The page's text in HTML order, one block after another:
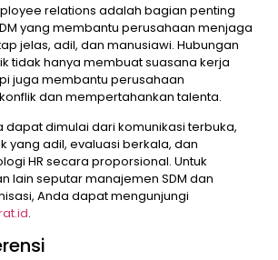
relations adalah bagian penting
yang membantu perusahaan menjaga
jelas, adil, dan manusiawi. Hubungan
tidak hanya membuat suasana kerja
juga membantu perusahaan
dan mempertahankan talenta.
dapat dimulai dari komunikasi terbuka,
yang adil, evaluasi berkala, dan
HR secara proporsional. Untuk
lain seputar manajemen SDM dan
Anda dapat mengunjungi
.